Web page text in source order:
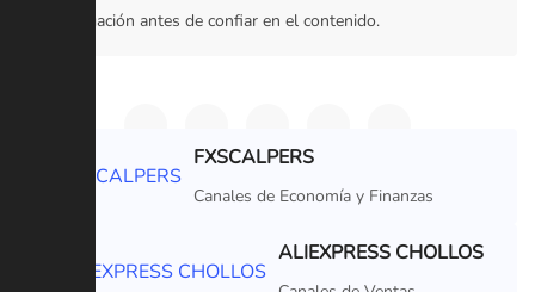
investigación antes de confiar en el contenido.
FXSCALPERS
Canales de Economía y Finanzas
ALIEXPRESS CHOLLOS